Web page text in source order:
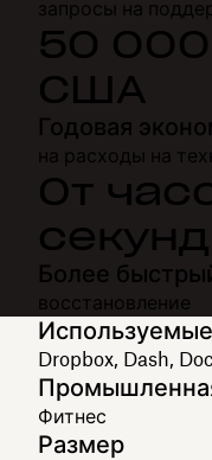
запросы на
50
США
Годовая
на расходы на
От
секунд
Более
восстановление
Dropbox, Dash,
Фитнес
Размер